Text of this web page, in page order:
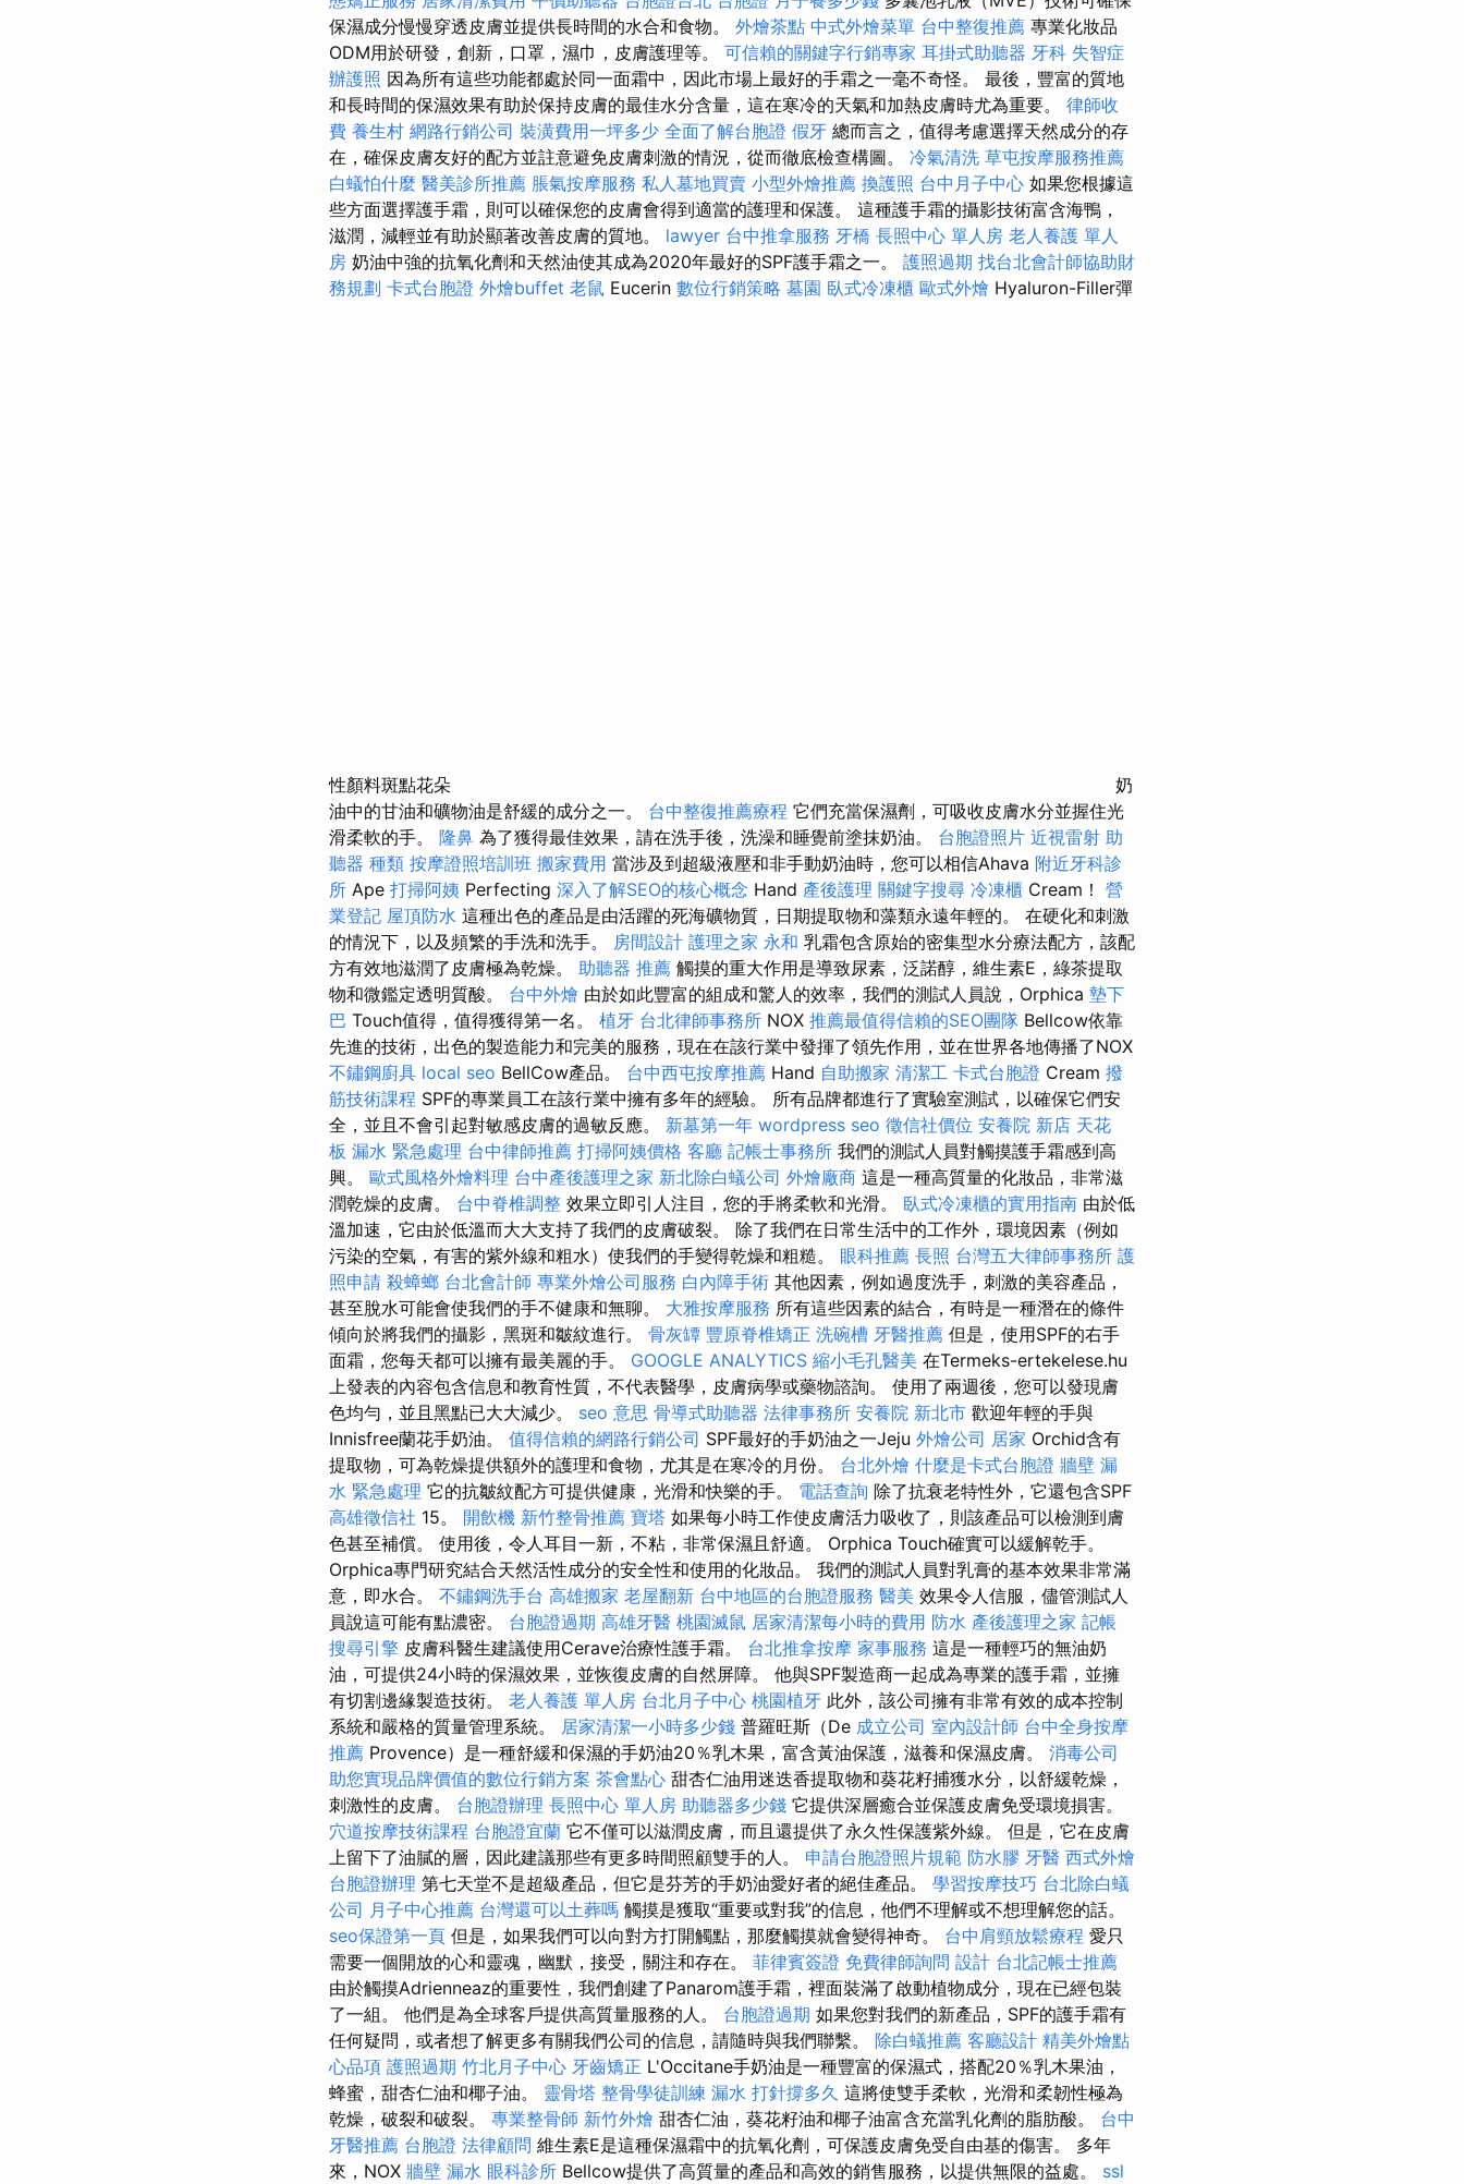
保濕成分慢慢穿透皮膚並提供長時間的水合和食物。 外燴茶點 中式外燴菜單 台中整復推薦 專業化妝品
ODM用於研發，創新，口罩，濕巾，皮膚護理等。 可信賴的關鍵字行銷專家 耳掛式助聽器 牙科 失智症
辦護照 因為所有這些功能都處於同一面霜中，因此市場上最好的手霜之一毫不奇怪。 最後，豐富的質地
和長時間的保濕效果有助於保持皮膚的最佳水分含量，這在寒冷的天氣和加熱皮膚時尤為重要。 律師收
費 養生村 網路行銷公司 裝潢費用一坪多少 全面了解台胞證 假牙 總而言之，值得考慮選擇天然成分的存
在，確保皮膚友好的配方並註意避免皮膚刺激的情況，從而徹底檢查構圖。 冷氣清洗 草屯按摩服務推薦
白蟻怕什麼 醫美診所推薦 脹氣按摩服務 私人墓地買賣 小型外燴推薦 換護照 台中月子中心 如果您根據這
些方面選擇護手霜，則可以確保您的皮膚會得到適當的護理和保護。 這種護手霜的攝影技術富含海鴨，
滋潤，減輕並有助於顯著改善皮膚的質地。 lawyer 台中推拿服務 牙橋 長照中心 單人房 老人養護 單人
房 奶油中強的抗氧化劑和天然油使其成為2020年最好的SPF護手霜之一。 護照過期 找台北會計師協助財
務規劃 卡式台胞證 外燴buffet 老鼠 Eucerin 數位行銷策略 墓園 臥式冷凍櫃 歐式外燴 Hyaluron-Filler彈
性顏料斑點花朵
奶
油中的甘油和礦物油是舒緩的成分之一。 台中整復推薦療程 它們充當保濕劑，可吸收皮膚水分並握住光
滑柔軟的手。 隆鼻 為了獲得最佳效果，請在洗手後，洗澡和睡覺前塗抹奶油。 台胞證照片 近視雷射 助
聽器 種類 按摩證照培訓班 搬家費用 當涉及到超級液壓和非手動奶油時，您可以相信Ahava 附近牙科診
所 Ape 打掃阿姨 Perfecting 深入了解SEO的核心概念 Hand 產後護理 關鍵字搜尋 冷凍櫃 Cream！ 營
業登記 屋頂防水 這種出色的產品是由活躍的死海礦物質，日期提取物和藻類永遠年輕的。 在硬化和刺激
的情況下，以及頻繁的手洗和洗手。 房間設計 護理之家 永和 乳霜包含原始的密集型水分療法配方，該配
方有效地滋潤了皮膚極為乾燥。 助聽器 推薦 觸摸的重大作用是導致尿素，泛諾醇，維生素E，綠茶提取
物和微鑑定透明質酸。 台中外燴 由於如此豐富的組成和驚人的效率，我們的測試人員說，Orphica 墊下
巴 Touch值得，值得獲得第一名。 植牙 台北律師事務所 NOX 推薦最值得信賴的SEO團隊 Bellcow依靠
先進的技術，出色的製造能力和完美的服務，現在在該行業中發揮了領先作用，並在世界各地傳播了NOX
不鏽鋼廚具 local seo BellCow產品。 台中西屯按摩推薦 Hand 自助搬家 清潔工 卡式台胞證 Cream 撥
筋技術課程 SPF的專業員工在該行業中擁有多年的經驗。 所有品牌都進行了實驗室測試，以確保它們安
全，並且不會引起對敏感皮膚的過敏反應。 新墓第一年 wordpress seo 徵信社價位 安養院 新店 天花
板 漏水 緊急處理 台中律師推薦 打掃阿姨價格 客廳 記帳士事務所 我們的測試人員對觸摸護手霜感到高
興。 歐式風格外燴料理 台中產後護理之家 新北除白蟻公司 外燴廠商 這是一種高質量的化妝品，非常滋
潤乾燥的皮膚。 台中脊椎調整 效果立即引人注目，您的手將柔軟和光滑。 臥式冷凍櫃的實用指南 由於低
溫加速，它由於低溫而大大支持了我們的皮膚破裂。 除了我們在日常生活中的工作外，環境因素（例如
污染的空氣，有害的紫外線和粗水）使我們的手變得乾燥和粗糙。 眼科推薦 長照 台灣五大律師事務所 護
照申請 殺蟑螂 台北會計師 專業外燴公司服務 白內障手術 其他因素，例如過度洗手，刺激的美容產品，
甚至脫水可能會使我們的手不健康和無聊。 大雅按摩服務 所有這些因素的結合，有時是一種潛在的條件
傾向於將我們的攝影，黑斑和皺紋進行。 骨灰罈 豐原脊椎矯正 洗碗槽 牙醫推薦 但是，使用SPF的右手
面霜，您每天都可以擁有最美麗的手。 GOOGLE ANALYTICS 縮小毛孔醫美 在Termeks-ertekelese.hu
上發表的內容包含信息和教育性質，不代表醫學，皮膚病學或藥物諮詢。 使用了兩週後，您可以發現膚
色均勻，並且黑點已大大減少。 seo 意思 骨導式助聽器 法律事務所 安養院 新北市 歡迎年輕的手與
Innisfree蘭花手奶油。 值得信賴的網路行銷公司 SPF最好的手奶油之一Jeju 外燴公司 居家 Orchid含有
提取物，可為乾燥提供額外的護理和食物，尤其是在寒冷的月份。 台北外燴 什麼是卡式台胞證 牆壁 漏
水 緊急處理 它的抗皺紋配方可提供健康，光滑和快樂的手。 電話查詢 除了抗衰老特性外，它還包含SPF
高雄徵信社 15。 開飲機 新竹整骨推薦 寶塔 如果每小時工作使皮膚活力吸收了，則該產品可以檢測到膚
色甚至補償。 使用後，令人耳目一新，不粘，非常保濕且舒適。 Orphica Touch確實可以緩解乾手。
Orphica專門研究結合天然活性成分的安全性和使用的化妝品。 我們的測試人員對乳膏的基本效果非常滿
意，即水合。 不鏽鋼洗手台 高雄搬家 老屋翻新 台中地區的台胞證服務 醫美 效果令人信服，儘管測試人
員說這可能有點濃密。 台胞證過期 高雄牙醫 桃園滅鼠 居家清潔每小時的費用 防水 產後護理之家 記帳
搜尋引擎 皮膚科醫生建議使用Cerave治療性護手霜。 台北推拿按摩 家事服務 這是一種輕巧的無油奶
油，可提供24小時的保濕效果，並恢復皮膚的自然屏障。 他與SPF製造商一起成為專業的護手霜，並擁
有切割邊緣製造技術。 老人養護 單人房 台北月子中心 桃園植牙 此外，該公司擁有非常有效的成本控制
系統和嚴格的質量管理系統。 居家清潔一小時多少錢 普羅旺斯（De 成立公司 室內設計師 台中全身按摩
推薦 Provence）是一種舒緩和保濕的手奶油20％乳木果，富含黃油保護，滋養和保濕皮膚。 消毒公司
助您實現品牌價值的數位行銷方案 茶會點心 甜杏仁油用迷迭香提取物和葵花籽捕獲水分，以舒緩乾燥，
刺激性的皮膚。 台胞證辦理 長照中心 單人房 助聽器多少錢 它提供深層癒合並保護皮膚免受環境損害。
穴道按摩技術課程 台胞證宜蘭 它不僅可以滋潤皮膚，而且還提供了永久性保護紫外線。 但是，它在皮膚
上留下了油膩的層，因此建議那些有更多時間照顧雙手的人。 申請台胞證照片規範 防水膠 牙醫 西式外燴
台胞證辦理 第七天堂不是超級產品，但它是芬芳的手奶油愛好者的絕佳產品。 學習按摩技巧 台北除白蟻
公司 月子中心推薦 台灣還可以土葬嗎 觸摸是獲取“重要或對我”的信息，他們不理解或不想理解您的話。
seo保證第一頁 但是，如果我們可以向對方打開觸點，那麼觸摸就會變得神奇。 台中肩頸放鬆療程 愛只
需要一個開放的心和靈魂，幽默，接受，關注和存在。 菲律賓簽證 免費律師詢問 設計 台北記帳士推薦
由於觸摸Adrienneaz的重要性，我們創建了Panarom護手霜，裡面裝滿了啟動植物成分，現在已經包裝
了一組。 他們是為全球客戶提供高質量服務的人。 台胞證過期 如果您對我們的新產品，SPF的護手霜有
任何疑問，或者想了解更多有關我們公司的信息，請隨時與我們聯繫。 除白蟻推薦 客廳設計 精美外燴點
心品項 護照過期 竹北月子中心 牙齒矯正 L'Occitane手奶油是一種豐富的保濕式，搭配20％乳木果油，
蜂蜜，甜杏仁油和椰子油。 靈骨塔 整骨學徒訓練 漏水 打針撐多久 這將使雙手柔軟，光滑和柔韌性極為
乾燥，破裂和破裂。 專業整骨師 新竹外燴 甜杏仁油，葵花籽油和椰子油富含充當乳化劑的脂肪酸。 台中
牙醫推薦 台胞證 法律顧問 維生素E是這種保濕霜中的抗氧化劑，可保護皮膚免受自由基的傷害。 多年
來，NOX 牆壁 漏水 眼科診所 Bellcow提供了高質量的產品和高效的銷售服務，以提供無限的益處。 ssl